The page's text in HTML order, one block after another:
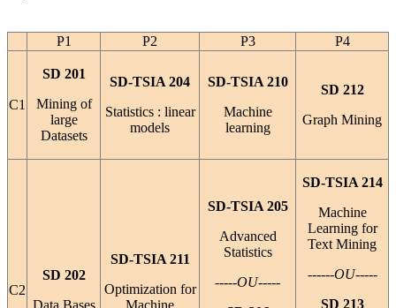
P1 P2 P3 P4
C1
SD 201
Mining of
large
Datasets
SD-TSIA 204
Statistics : linear
models
SD-TSIA 210
Machine
learning
SD 212
Graph Mining
C2
SD 202
Data Bases
SD-TSIA 211
Optimization for
Machine
SD-TSIA 205
Advanced
Statistics
-----OU-----
SD-TSIA 214
Machine
Learning for
Text Mining
------OU-----
SD 213